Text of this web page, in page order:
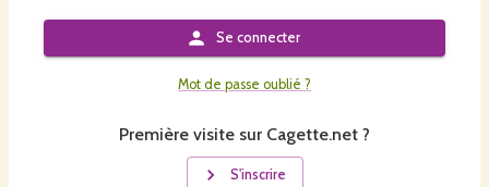
Se connecter
Mot de passe oublié ?
Première visite sur Cagette.net ?
S'inscrire